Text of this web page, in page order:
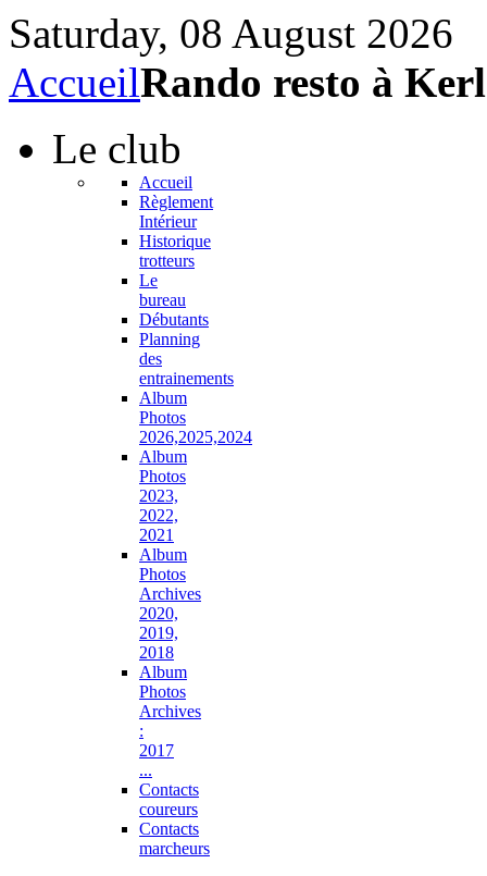
Saturday, 08 August 2026
AccueilRando resto à
Le club
Accueil
Règlement
Intérieur
Historique
trotteurs
Le
bureau
Débutants
Planning
des
entrainements
Album
Photos
2026,2025,2024
Album
Photos
2023,
2022,
2021
Album
Photos
Archives
2020,
2019,
2018
Album
Photos
Archives
:
2017
...
Contacts
coureurs
Contacts
marcheurs